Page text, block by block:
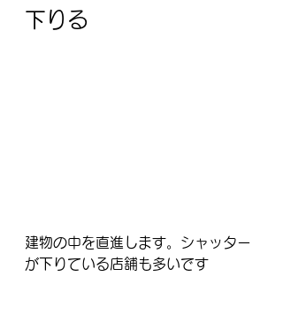
下りる
建物の中を直進します。シャッター
が下りている店舗も多いです